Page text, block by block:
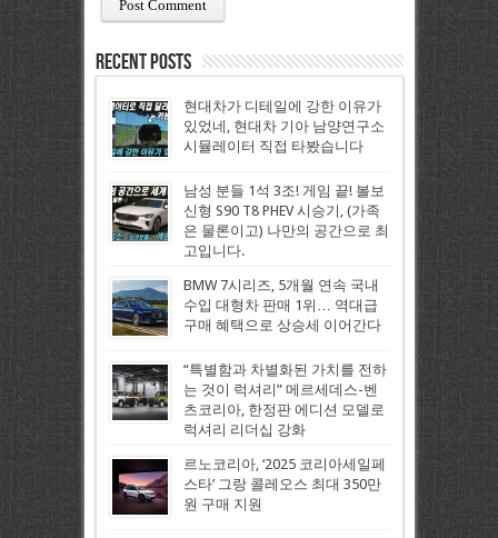
Recent Posts
현대차가 디테일에 강한 이유가
있었네, 현대차 기아 남양연구소
시뮬레이터 직접 타봤습니다
남성 분들 1석 3조! 게임 끝! 볼보
신형 S90 T8 PHEV 시승기, (가족
은 물론이고) 나만의 공간으로 최
고입니다.
BMW 7시리즈, 5개월 연속 국내
수입 대형차 판매 1위… 역대급
구매 혜택으로 상승세 이어간다
“특별함과 차별화된 가치를 전하
는 것이 럭셔리” 메르세데스-벤
츠코리아, 한정판 에디션 모델로
럭셔리 리더십 강화
르노코리아, ‘2025 코리아세일페
스타’ 그랑 콜레오스 최대 350만
원 구매 지원